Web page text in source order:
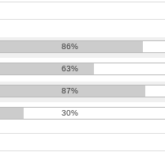
86%
63%
87%
30%